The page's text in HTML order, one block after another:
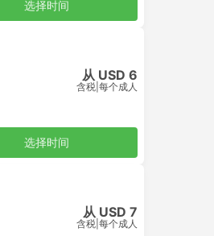
选择时间
从 USD 6
含税 每个成人
选择时间
从 USD 7
含税 每个成人